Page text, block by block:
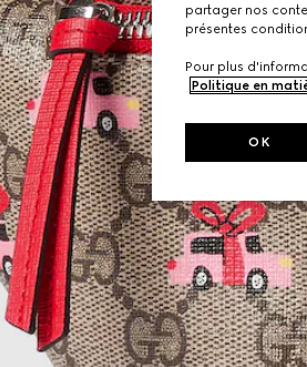
partager nos
présentes
Pour plus
Politique en
OK